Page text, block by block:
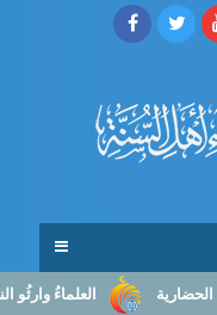
العلماءُ وارثُو النبوّة: